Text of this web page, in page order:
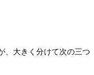
、大きく分けて次の三つ